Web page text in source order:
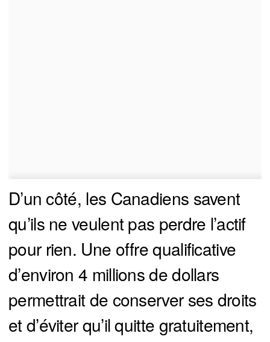
D’un côté, les Canadiens savent
qu’ils ne veulent pas perdre l’actif
pour rien. Une offre qualificative
d’environ 4 millions de dollars
permettrait de conserver ses droits
et d’éviter qu’il quitte gratuitement,